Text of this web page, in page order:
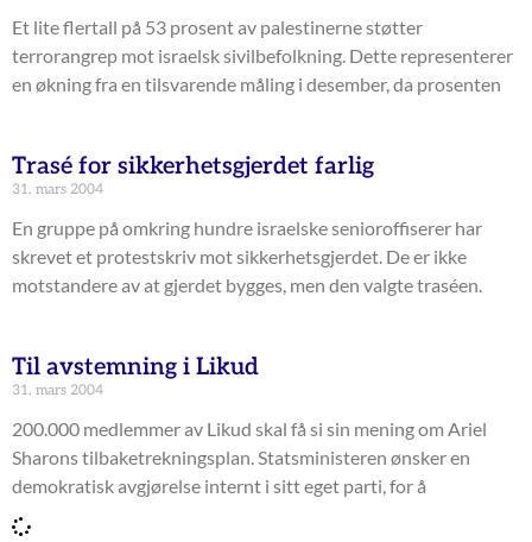
Et lite flertall på 53 prosent av palestinerne støtter
terrorangrep mot israelsk sivilbefolkning. Dette representerer
en økning fra en tilsvarende måling i desember, da prosenten
Trasé for sikkerhetsgjerdet farlig
31. mars 2004
En gruppe på omkring hundre israelske senioroffiserer har
skrevet et protestskriv mot sikkerhetsgjerdet. De er ikke
motstandere av at gjerdet bygges, men den valgte traséen.
Til avstemning i Likud
31. mars 2004
200.000 medlemmer av Likud skal få si sin mening om Ariel
Sharons tilbaketrekningsplan. Statsministeren ønsker en
demokratisk avgjørelse internt i sitt eget parti, for å